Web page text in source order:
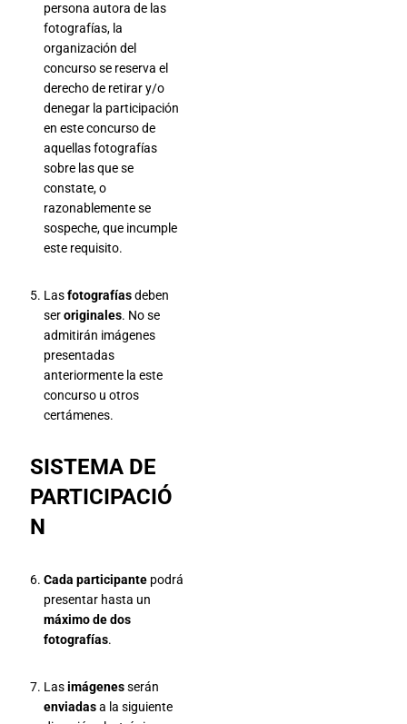
persona autora de las
fotografías, la
organización del
concurso se reserva el
derecho de retirar y/o
denegar la participación
en este concurso de
aquellas fotografías
sobre las que se
constate, o
razonablemente se
sospeche, que incumple
este requisito.
Lasfotografíasdeben
seroriginales. No se
admitirán imágenes
presentadas
anteriormente la este
concurso u otros
certámenes.
SISTEMA DE
PARTICIPACIÓ
N
Cada participante podrá
presentar hasta un
máximo de dos
fotografías.
Lasimágenesserán
enviadasa la siguiente